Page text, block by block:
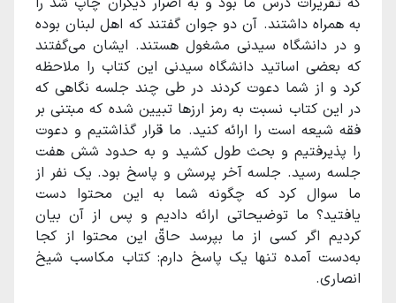
به همراه داشتند. آن دو جوان گفتند که اهل لبنان بوده
و در دانشگاه سیدنی مشغول هستند. ایشان می‌گفتند
که بعضی اساتید دانشگاه سیدنی این کتاب را ملاحظه
کرد و از شما دعوت کردند در طی چند جلسه نگاهی که
در این کتاب نسبت به رمز ارزها تبیین شده که مبتنی بر
فقه شیعه است را ارائه کنید. ما قرار گذاشتیم و دعوت
را پذیرفتیم و بحث طول کشید و به حدود شش هفت
جلسه رسید. جلسه آخر پرسش و پاسخ بود. یک نفر از
ما سوال کرد که چگونه شما به این محتوا دست
یافتید؟ ما توضیحاتی ارائه دادیم و پس از آن بیان
کردیم اگر کسی از ما بپرسد حاقّ این محتوا از کجا
به‌دست آمده تنها یک پاسخ دارم: کتاب مکاسب شیخ
انصاری.